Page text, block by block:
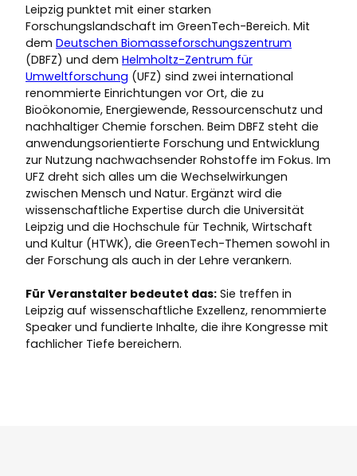
Leipzig punktet mit einer starken
Forschungslandschaft im GreenTech-Bereich. Mit
dem Deutschen Biomasseforschungszentrum
(DBFZ) und dem Helmholtz-Zentrum für
Umweltforschung (UFZ) sind zwei international
renommierte Einrichtungen vor Ort, die zu
Bioökonomie, Energiewende, Ressourcenschutz und
nachhaltiger Chemie forschen. Beim DBFZ steht die
anwendungsorientierte Forschung und Entwicklung
zur Nutzung nachwachsender Rohstoffe im Fokus. Im
UFZ dreht sich alles um die Wechselwirkungen
zwischen Mensch und Natur. Ergänzt wird die
wissenschaftliche Expertise durch die Universität
Leipzig und die Hochschule für Technik, Wirtschaft
und Kultur (HTWK), die GreenTech-Themen sowohl in
der Forschung als auch in der Lehre verankern.
Für Veranstalter bedeutet das: Sie treffen in
Leipzig auf wissenschaftliche Exzellenz, renommierte
Speaker und fundierte Inhalte, die ihre Kongresse mit
fachlicher Tiefe bereichern.